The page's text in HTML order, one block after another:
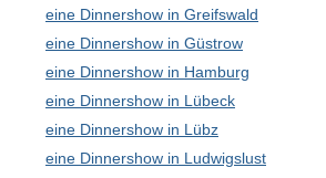
eine Dinnershow in Greifswald
eine Dinnershow in Güstrow
eine Dinnershow in Hamburg
eine Dinnershow in Lübeck
eine Dinnershow in Lübz
eine Dinnershow in Ludwigslust